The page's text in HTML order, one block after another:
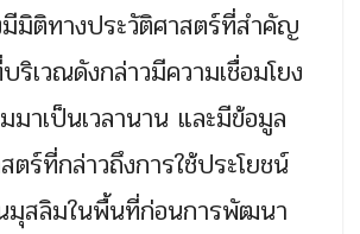
มิติทางประวัติศาสตร์ที่สำคัญ
ริเวณดังกล่าวมีความเชื่อมโยง
าเป็นเวลานาน และมีข้อมูล
ตร์ที่กล่าวถึงการใช้ประโยชน์
มุสลิมในพื้นที่ก่อนการพัฒนา